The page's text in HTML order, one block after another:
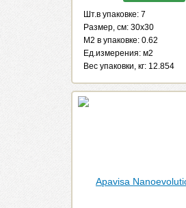
Шт.в упаковке: 7
Размер, см: 30x30
М2 в упаковке: 0.62
Ед.измерения: м2
Веc упаковки, кг: 12.854